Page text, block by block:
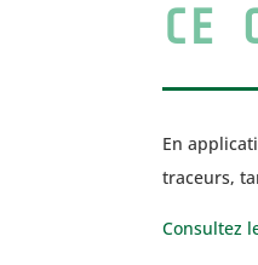
CE
En
traceurs,
Consultez